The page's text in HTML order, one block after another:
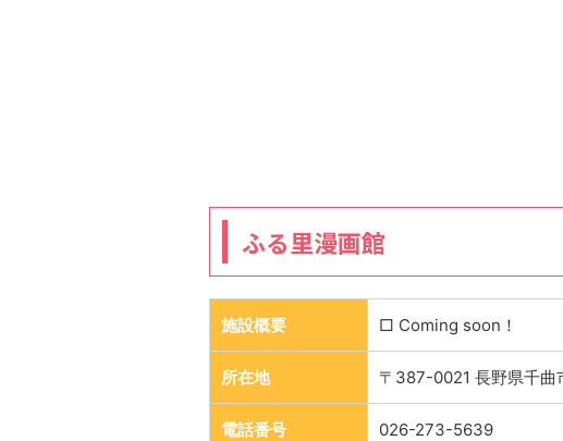
ふる里漫画館
施設概要 □ Coming soon！
所在地 〒387-0021 長野県千曲
電話番号 026-273-5639